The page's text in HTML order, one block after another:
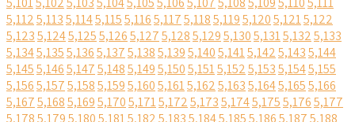
5,1125,1135,1145,1155,1165,1175,1185,1195,1205,1215,122
5,1235,1245,1255,1265,1275,1285,1295,1305,1315,1325,133
5,1345,1355,1365,1375,1385,1395,1405,1415,1425,1435,144
5,1455,1465,1475,1485,1495,1505,1515,1525,1535,1545,155
5,1565,1575,1585,1595,1605,1615,1625,1635,1645,1655,166
5,1675,1685,1695,1705,1715,1725,1735,1745,1755,1765,177